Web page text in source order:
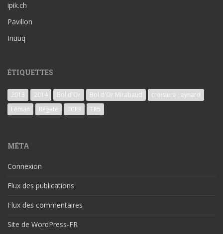
ipik.ch
Pavillon
Inuuq
ÉTIQUETTES
2013 2014 Bol d'Or Bol d'Or Mirabaud
croisiere ; eynard
Léman
Régate TCF3 TR5
MÉTA
Connexion
Flux des publications
Flux des commentaires
Site de WordPress-FR